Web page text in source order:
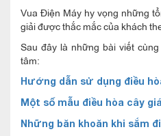
Vua Điện Máy hy vọng những
giải được thắc mắc của khách
Sau đây là những bài viết
tâm:
Hướng dẫn sử dụng điều
Một số mẫu điều hòa cây
Những băn khoăn khi sắm